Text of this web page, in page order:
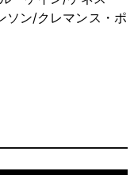
ソン/クレマンス・ポ